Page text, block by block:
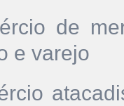
de
e varejo